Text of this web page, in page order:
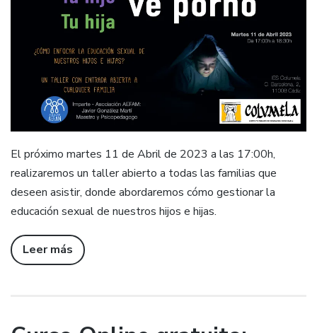
El próximo martes 11 de Abril de 2023 a las 17:00h,
realizaremos un taller abierto a todas las familias que
deseen asistir, donde abordaremos cómo gestionar la
educación sexual de nuestros hijos e hijas.
Leer más